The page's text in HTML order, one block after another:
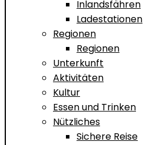
Inlandsfähren
Ladestationen
Regionen
Regionen
Unterkunft
Aktivitäten
Kultur
Essen und Trinken
Nützliches
Sichere Reise